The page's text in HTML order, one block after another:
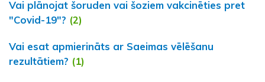
Vai plānojat šoruden vai šoziem vakcinēties pret
"Covid-19"? (2)
Vai esat apmierināts ar Saeimas vēlēšanu
rezultātiem? (1)